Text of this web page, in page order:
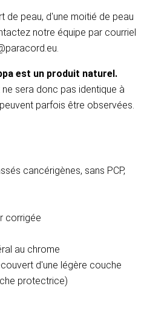
de peau, d'une moitié de peau
notre équipe par courriel
est un produit naturel.
sera donc pas identique à
parfois être observées.
cancérigènes, sans PCP,
corrigée
au chrome
d'une légère couche
protectrice)